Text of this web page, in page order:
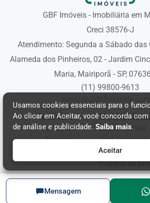
Usamos cookies essenciais para o
Ao clicar em Aceitar, você concorda
de análise e publicidade. Saiba mais.
Aceitar
GBF Imóveis - Imobiliária em
Creci 38576-J
Atendimento: Segunda a Sábado das
Alameda dos Pinheiros, 02 - Jardim
Maria, Mairiporã - SP,
(11) 99800-9613
Imóveis
Comprar
Alugar
Quem somos
Fale Conosco
Política de
Política de
© 2026 GBF Imóveis. Todos os
Mensagem